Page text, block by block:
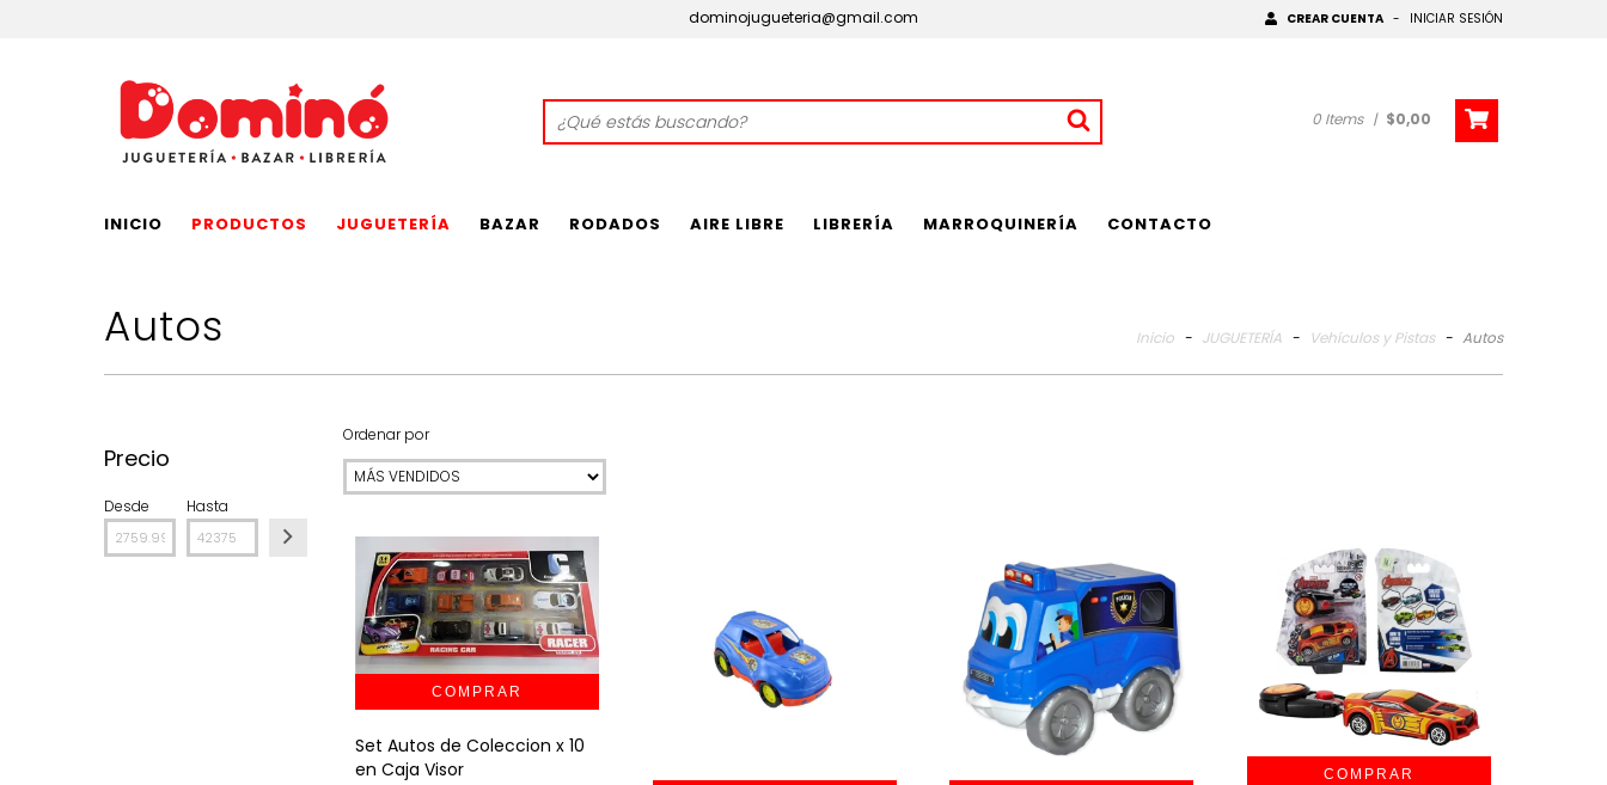
dominojugueteria@gmail.com CREAR CUENTA - INICIAR SESIÓN
0 Items | $0,00
INICIO PRODUCTOS JUGUETERÍA BAZAR RODADOS AIRE LIBRE LIBRERÍA MARROQUINERÍA CONTACTO
Autos Inicio - JUGUETERÍA - Vehículos y Pistas - Autos
Precio
Desde Hasta
Ordenar por
Set Autos de Coleccion x 10
en Caja Visor